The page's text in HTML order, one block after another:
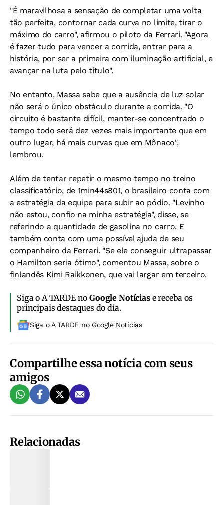
"É maravilhosa a sensação de completar uma volta
tão perfeita, contornar cada curva no limite, tirar o
máximo do carro", afirmou o piloto da Ferrari. "Agora
é fazer tudo para vencer a corrida, entrar para a
história, por ser a primeira com iluminação artificial, e
avançar na luta pelo título".
No entanto, Massa sabe que a ausência de luz solar
não será o único obstáculo durante a corrida. "O
circuito é bastante difícil, manter-se concentrado o
tempo todo será dez vezes mais importante que em
outro lugar, há mais curvas que em Mônaco",
lembrou.
Além de tentar repetir o mesmo tempo no treino
classificatório, de 1min44s801, o brasileiro conta com
a estratégia da equipe para subir ao pódio. "Levinho
não estou, confio na minha estratégia", disse, se
referindo a quantidade de gasolina no carro. E
também conta com uma possível ajuda de seu
companheiro da Ferrari. "Se ele conseguir ultrapassar
o Hamilton seria ótimo", comentou Massa, sobre o
finlandês Kimi Raikkonen, que vai largar em terceiro.
Siga o A TARDE noGoogle Notíciase receba os
principais destaques do dia.
Siga o A TARDE no Google Noticias
Compartilhe essa notícia com seus
amigos
Relacionadas